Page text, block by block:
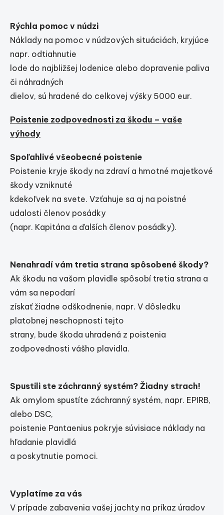
Rýchla pomoc v núdzi
Náklady na pomoc v núdzových situáciách, kryjúce
napr. odtiahnutie
lode do najbližšej lodenice alebo dopravenie paliva
či náhradných
dielov, sú hradené do celkovej výšky 5000 eur.
Poistenie zodpovednosti za škodu – vaše
výhody
Spoľahlivé všeobecné poistenie
Poistenie kryje škody na zdraví a hmotné majetkové
škody vzniknuté
kdekoľvek na svete. Vzťahuje sa aj na poistné
udalosti členov posádky
(napr. Kapitána a ďalších členov posádky).
Nenahradí vám tretia strana spôsobené škody?
Ak škodu na vašom plavidle spôsobí tretia strana a
vám sa nepodarí
získať žiadne odškodnenie, napr. V dôsledku
platobnej neschopnosti tejto
strany, bude škoda uhradená z poistenia
zodpovednosti vášho plavidla.
Spustili ste záchranný systém? Žiadny strach!
Ak omylom spustíte záchranný systém, napr. EPIRB,
alebo DSC,
poistenie Pantaenius pokryje súvisiace náklady na
hľadanie plavidlá
a poskytnutie pomoci.
Vyplatíme za vás
V prípade zabavenia vašej jachty na príkaz úradov